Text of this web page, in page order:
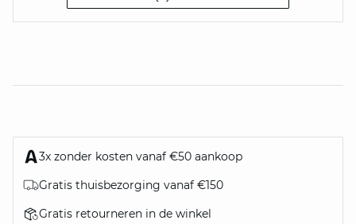
3x zonder kosten vanaf €50 aankoop
Gratis thuisbezorging vanaf €150
Gratis retourneren in de winkel